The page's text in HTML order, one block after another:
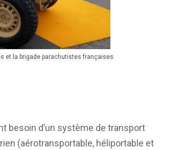
et la brigade parachutistes françaises
besoin d’un système de transport
(aérotransportable, héliportable et